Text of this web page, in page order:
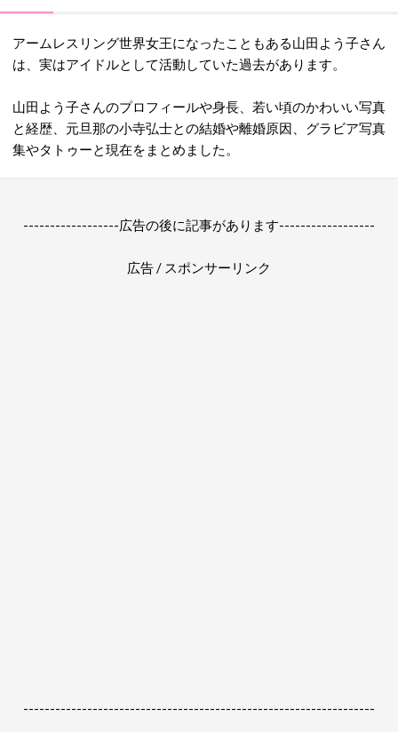
アームレスリング世界女王になったこともある山田よう子さん
は、実はアイドルとして活動していた過去があります。
山田よう子さんのプロフィールや身長、若い頃のかわいい写真
と経歴、元旦那の小寺弘士との結婚や離婚原因、グラビア写真
集やタトゥーと現在をまとめました。
------------------広告の後に記事があります------------------
広告 / スポンサーリンク
------------------------------------------------------------------